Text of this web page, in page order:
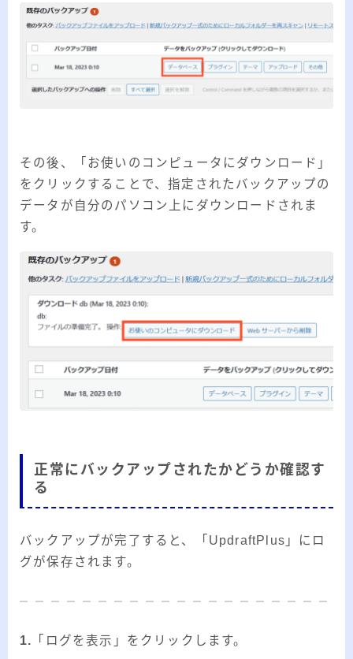
その後、「お使いのコンピュータにダウンロード」
をクリックすることで、指定されたバックアップの
データが自分のパソコン上にダウンロードされま
す。
正常にバックアップされたかどうか確認す
る
バックアップが完了すると、「UpdraftPlus」にロ
グが保存されます。
1. 「ログを表示」をクリックします。